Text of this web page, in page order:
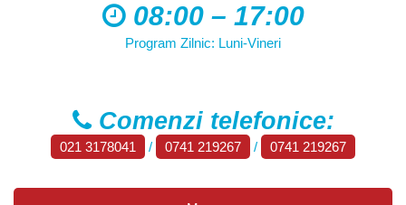
08:00 – 17:00
Program Zilnic: Luni-Vineri
Comenzi telefonice:
021 3178041 / 0741 219267 / 0741 219267